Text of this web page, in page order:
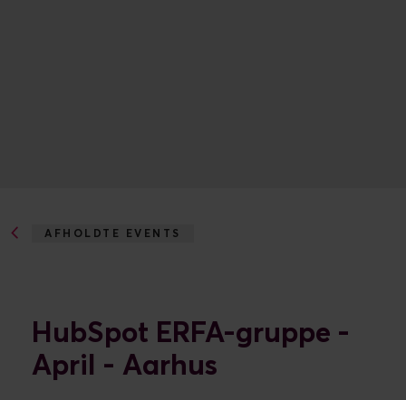
AFHOLDTE EVENTS
HubSpot ERFA-gruppe -
April - Aarhus